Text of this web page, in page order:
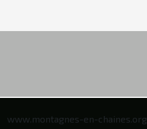
www.montagnes-en-chaines.org